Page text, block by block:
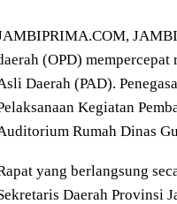
(OPD)
Daerah (PAD).
Kegiatan
Rumah Dinas
yang berlangsung
Daerah Provinsi